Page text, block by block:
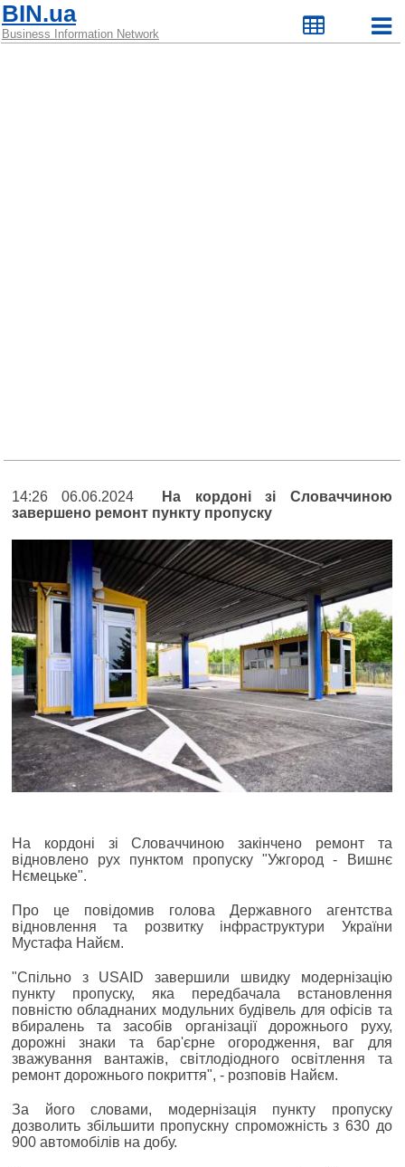
BIN.ua
Business Information Network
14:26 06.06.2024
На кордоні зі Словаччиною
завершено ремонт пункту пропуску
На кордоні зі Словаччиною закінчено ремонт та
відновлено рух пунктом пропуску "Ужгород - Вишнє
Нємецьке".
Про це повідомив голова Державного агентства
відновлення та розвитку інфраструктури України
Мустафа Найєм.
"Спільно з USAID завершили швидку модернізацію
пункту пропуску, яка передбачала встановлення
повністю обладнаних модульних будівель для офісів та
вбиралень та засобів організації дорожнього руху,
дорожні знаки та бар'єрне огородження, ваг для
зважування вантажів, світлодіодного освітлення та
ремонт дорожнього покриття", - розповів Найєм.
За його словами, модернізація пункту пропуску
дозволить збільшити пропускну спроможність з 630 до
900 автомобілів на добу.